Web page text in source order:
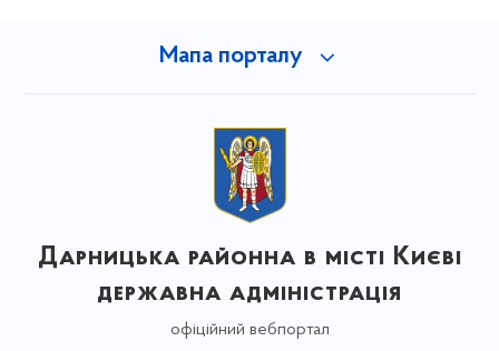
Мапа порталу
Дарницька районна в місті Києві
державна адміністрація
офіційний вебпортал